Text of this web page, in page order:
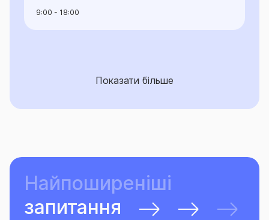
9:00 - 18:00
Показати більше
Найпоширеніші
запитання